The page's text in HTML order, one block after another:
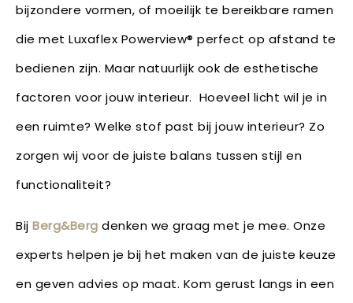
bijzondere vormen, of moeilijk te bereikbare ramen
die met Luxaflex Powerview® perfect op afstand te
bedienen zijn. Maar natuurlijk ook de esthetische
factoren voor jouw interieur. Hoeveel licht wil je in
een ruimte? Welke stof past bij jouw interieur? Zo
zorgen wij voor de juiste balans tussen stijl en
functionaliteit?
Bij Berg&Berg denken we graag met je mee. Onze
experts helpen je bij het maken van de juiste keuze
en geven advies op maat. Kom gerust langs in een